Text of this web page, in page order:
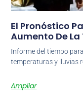
El Pronóstico
Aumento De
Informe del tiempo
temperaturas y lluvias
Ampliar